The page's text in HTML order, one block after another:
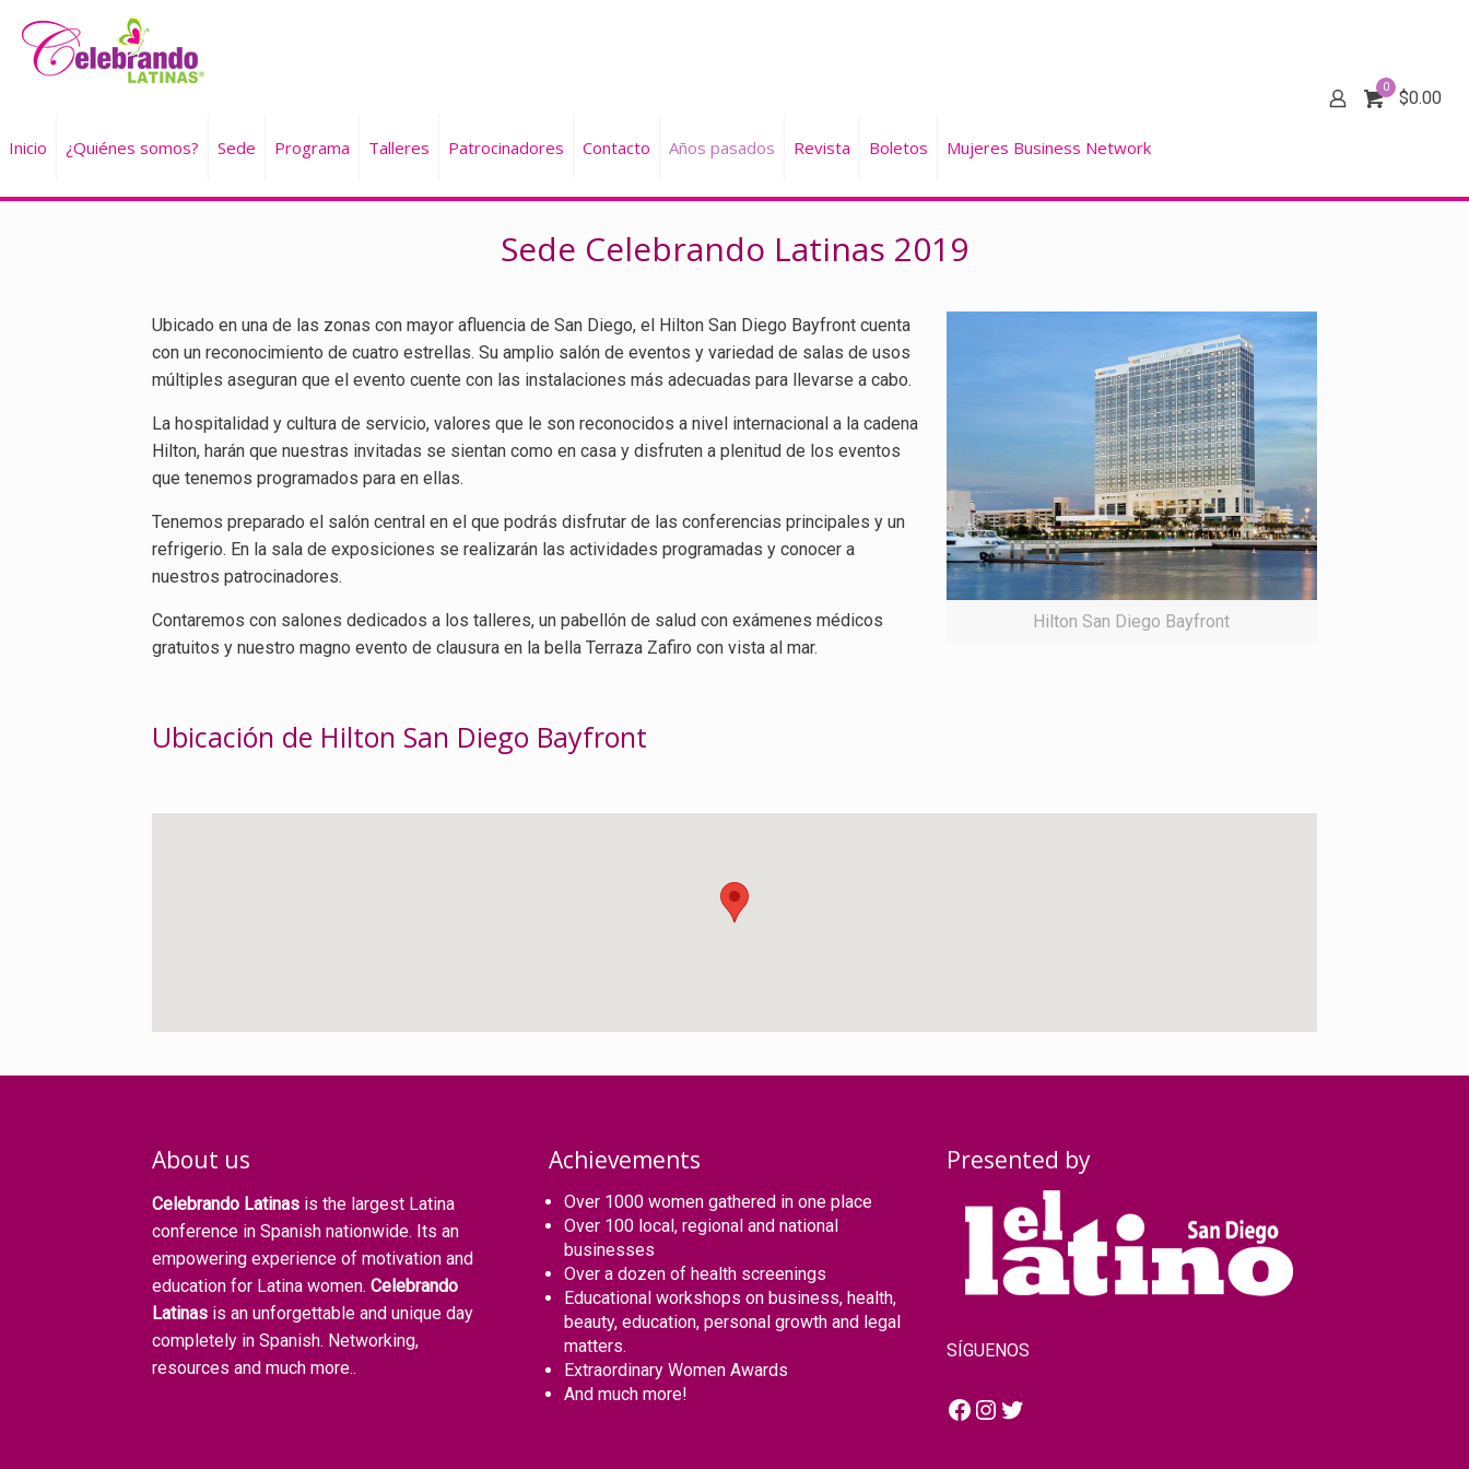
Inicio ¿Quiénes somos? Sede Programa Talleres Patrocinadores Contacto Años pasados Revista Boletos Mujeres Business Network
0
$0.00
Sede Celebrando Latinas 2019
Ubicado en una de las zonas con mayor afluencia de San Diego, el Hilton San Diego Bayfront cuenta
con un reconocimiento de cuatro estrellas. Su amplio salón de eventos y variedad de salas de usos
múltiples aseguran que el evento cuente con las instalaciones más adecuadas para llevarse a cabo.
La hospitalidad y cultura de servicio, valores que le son reconocidos a nivel internacional a la cadena
Hilton, harán que nuestras invitadas se sientan como en casa y disfruten a plenitud de los eventos
que tenemos programados para en ellas.
Tenemos preparado el salón central en el que podrás disfrutar de las conferencias principales y un
refrigerio. En la sala de exposiciones se realizarán las actividades programadas y conocer a
nuestros patrocinadores.
Contaremos con salones dedicados a los talleres, un pabellón de salud con exámenes médicos
gratuitos y nuestro magno evento de clausura en la bella Terraza Zafiro con vista al mar.
Hilton San Diego Bayfront
Ubicación de Hilton San Diego Bayfront
About us
Celebrando Latinas is the largest Latina
conference in Spanish nationwide. Its an
empowering experience of motivation and
education for Latina women. Celebrando
Latinas is an unforgettable and unique day
completely in Spanish. Networking,
resources and much more..
Achievements
Over 1000 women gathered in one place
Over 100 local, regional and national
businesses
Over a dozen of health screenings
Educational workshops on business, health,
beauty, education, personal growth and legal
matters.
Extraordinary Women Awards
And much more!
Presented by
SÍGUENOS
Facebook
Instagram
Twitter